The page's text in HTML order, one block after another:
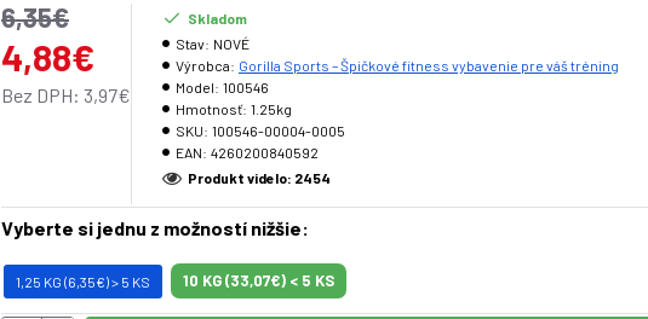
Zaoblené hrany
Špecifikácia KG na všetkých kotúčoch
K dispozícii v nasledujúcich verziách:
0,5 kg(priemer 9 cm, šírka 1,6 cm)
1,25 kg (priemer 12 cm, šírka 2 cm)
4,88€
6,35€
Bez DPH: 3,97€
Skladom
Stav: NOVÉ
Výrobca: Gorilla Sports – Špičkové fitness vybavenie pre váš tréning
Model: 100546
Hmotnosť: 1.25kg
SKU: 100546-00004-0005
EAN: 4260200840592
Produkt videlo: 2454
Vyberte si jednu z možností nižšie:
1,25 KG (6,35€) > 5 KS 10 KG (33,07€) < 5 KS